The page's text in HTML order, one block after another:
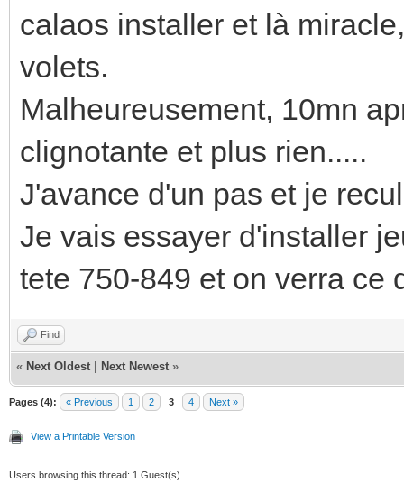
calaos installer et là
volets.
Malheureusement, 10mn
clignotante et plus rien.....
J'avance d'un pas et je
Je vais essayer d'installer
tete 750-849 et on verra ce
Find
« Next Oldest Next Newest »
Pages (4): « Previous 1 2 3 4 Next »
View a Printable Version
Users browsing this thread: 1 Guest(s)